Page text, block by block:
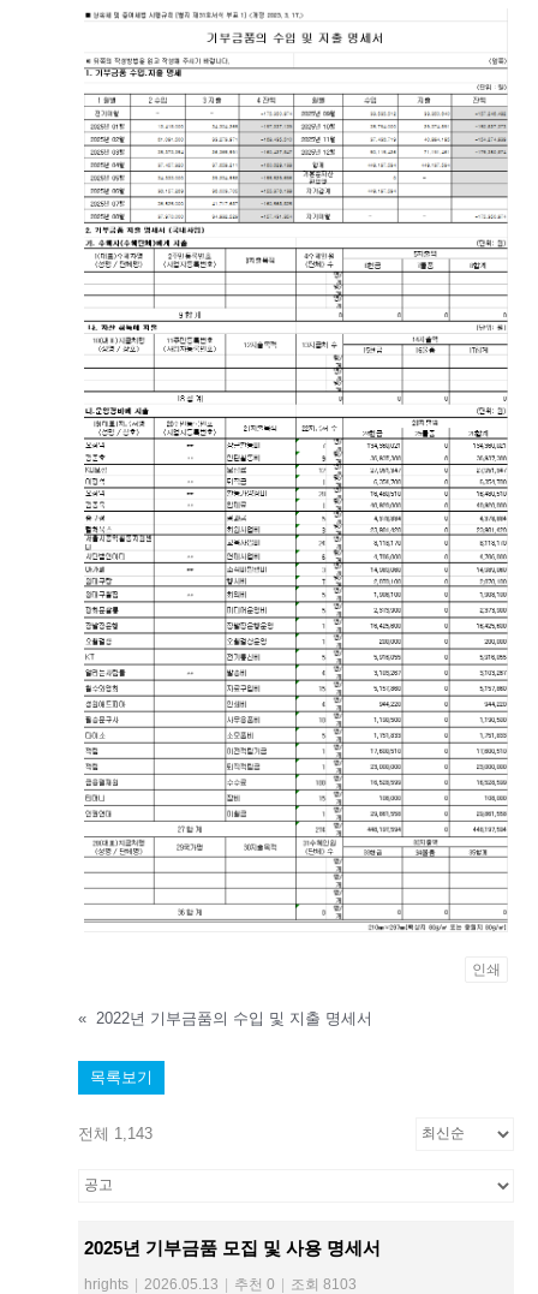
인쇄
« 2022년 기부금품의 수입 및 지출 명세서
목록보기
전체 1,143
2025년 기부금품 모집 및 사용 명세서
hrights | 2026.05.13 | 추천 0 | 조회 8103